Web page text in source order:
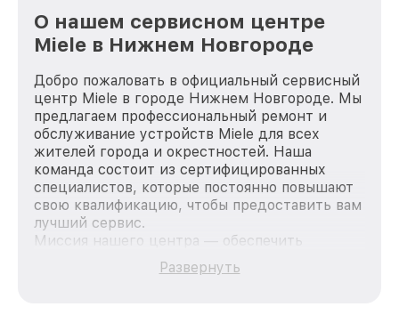
О нашем сервисном центре
Miele в Нижнем Новгороде
Добро пожаловать в официальный сервисный
центр Miele в городе Нижнем Новгороде. Мы
предлагаем профессиональный ремонт и
обслуживание устройств Miele для всех
жителей города и окрестностей. Наша
команда состоит из сертифицированных
специалистов, которые постоянно повышают
свою квалификацию, чтобы предоставить вам
лучший сервис.
Миссия нашего центра — обеспечить
качественный и доступный ремонт для
каждого пользователя продукции Miele, вне
Развернуть